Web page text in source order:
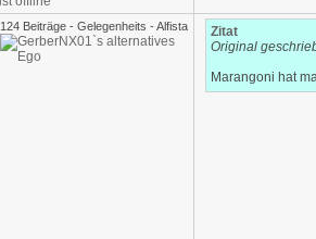
124 Beiträge - Gelegenheits - Alfista
Zitat
Original
Marangoni hat